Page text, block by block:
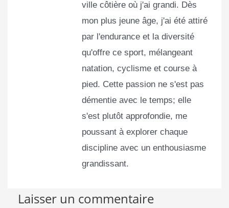
ville côtière où j'ai grandi. Dès
mon plus jeune âge, j'ai été attiré
par l'endurance et la diversité
qu'offre ce sport, mélangeant
natation, cyclisme et course à
pied. Cette passion ne s'est pas
démentie avec le temps; elle
s'est plutôt approfondie, me
poussant à explorer chaque
discipline avec un enthousiasme
grandissant.
Laisser un commentaire